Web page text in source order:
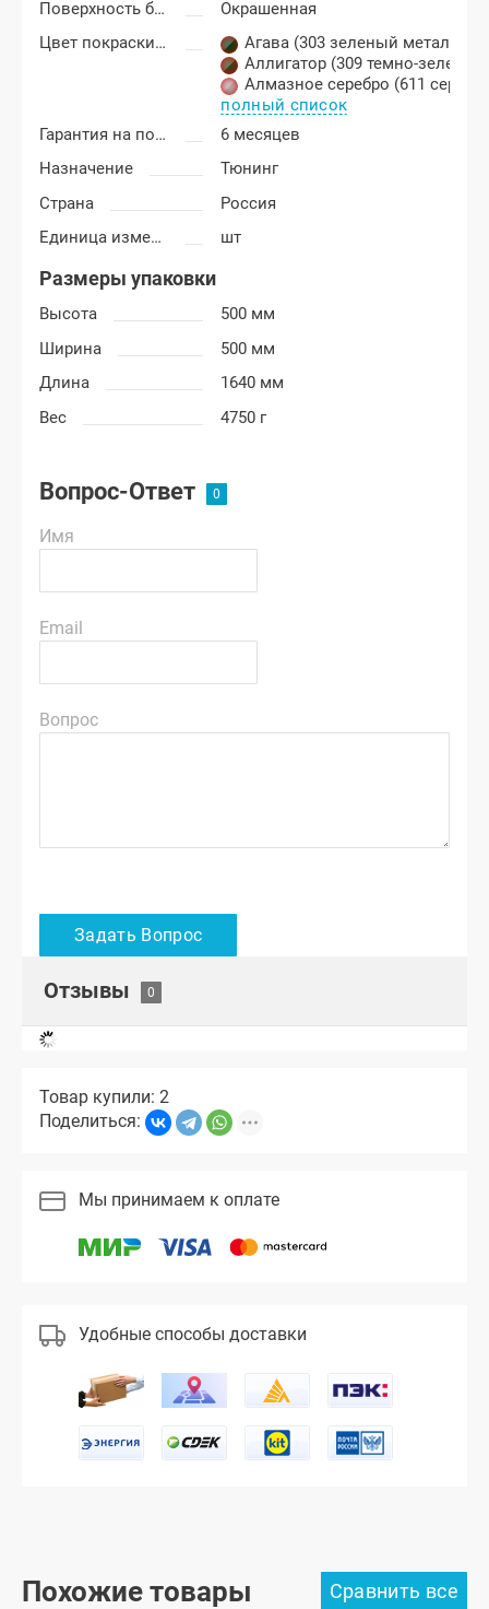
Поверхность бампера
Окрашенная
Цвет покраски Лада Гранта
Агава (303 зеленый металлик)
Аллигатор (309 темно-
Алмазное серебро (611
полный список
Гарантия на покраску
6 месяцев
Назначение
Тюнинг
Страна
Россия
Единица измерения
шт
Размеры упаковки
Высота
500 мм
Ширина
500 мм
Длина
1640 мм
Вес
4750 г
Вопрос-Ответ
Имя
Email
Вопрос
Отзывы
Товар купили: 2
Поделиться:
Мы принимаем к оплате
Удобные способы доставки
Похожие товары